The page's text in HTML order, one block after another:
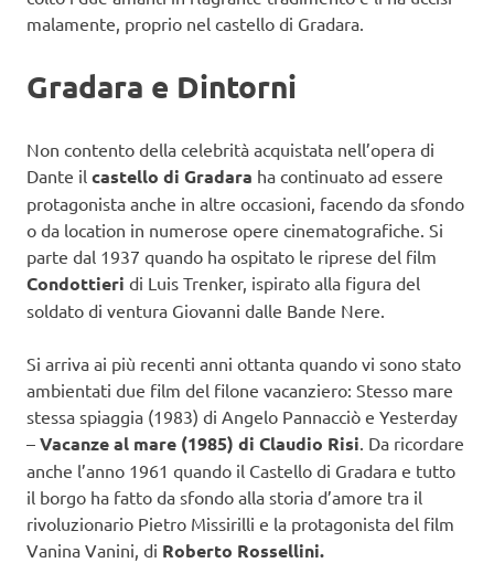
malamente, proprio nel castello di Gradara.
Gradara e Dintorni
Non contento della celebrità acquistata nell’opera di
Dante il castello di Gradara ha continuato ad essere
protagonista anche in altre occasioni, facendo da sfondo
o da location in numerose opere cinematografiche. Si
parte dal 1937 quando ha ospitato le riprese del film
Condottieri di Luis Trenker, ispirato alla figura del
soldato di ventura Giovanni dalle Bande Nere.
Si arriva ai più recenti anni ottanta quando vi sono stato
ambientati due film del filone vacanziero: Stesso mare
stessa spiaggia (1983) di Angelo Pannacciò e Yesterday
– Vacanze al mare (1985) di Claudio Risi . Da ricordare
anche l’anno 1961 quando il Castello di Gradara e tutto
il borgo ha fatto da sfondo alla storia d’amore tra il
rivoluzionario Pietro Missirilli e la protagonista del film
Vanina Vanini, di Roberto Rossellini.